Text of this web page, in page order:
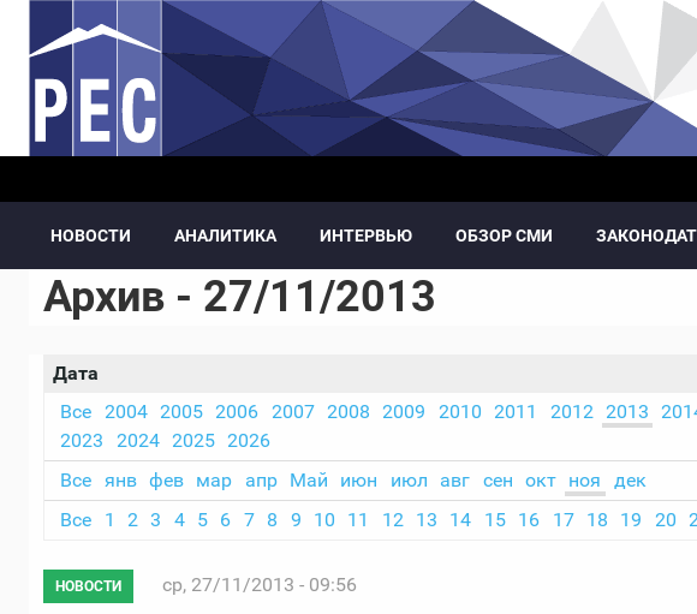
Перейти к основному содержанию
НОВОСТИ АНАЛИТИКА ИНТЕРВЬЮ ОБЗОР СМИ
Архив - 27/11/2013
Дата
Все
2004 2005 2006 2007 2008 2009 2010 2011 2012 2013
2023
2024 2025 2026
Все янв фев мар апр Май июн июл авг сен окт ноя
дек
Все
1 2 3 4 5 6 7 8 9 10 11 12 13 14 15 16 17 18 19 20
НОВОСТИ ср, 27/11/2013 - 09:56